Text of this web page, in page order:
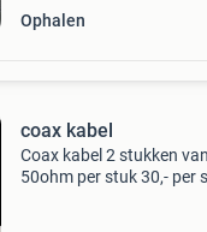
Ophalen
coax kabel
Coax kabel 2 stukken
50ohm per stuk 30,- per